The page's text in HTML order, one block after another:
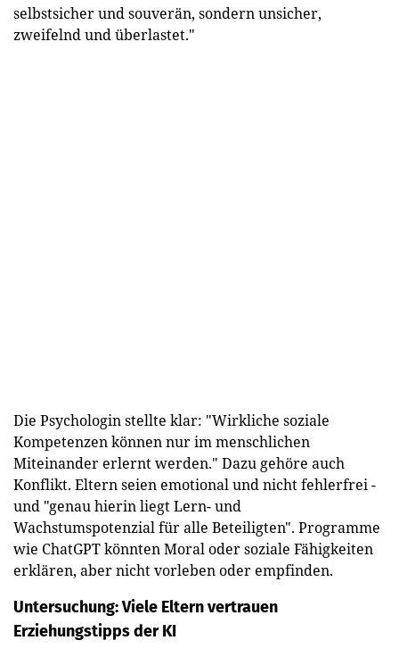
selbstsicher und souverän, sondern unsicher,
zweifelnd und überlastet."
Die Psychologin stellte klar: "Wirkliche soziale
Kompetenzen können nur im menschlichen
Miteinander erlernt werden." Dazu gehöre auch
Konflikt. Eltern seien emotional und nicht fehlerfrei -
und "genau hierin liegt Lern- und
Wachstumspotenzial für alle Beteiligten". Programme
wie ChatGPT könnten Moral oder soziale Fähigkeiten
erklären, aber nicht vorleben oder empfinden.
Untersuchung: Viele Eltern vertrauen
Erziehungstipps der KI